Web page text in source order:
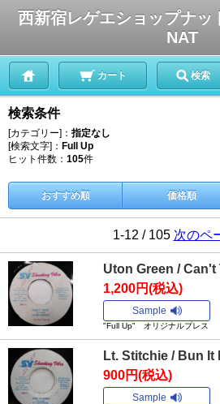
西新宿レゲエショップナ
NAT
カート 検索
検索条件
[カテゴリー]： 指定なし
[検索文字]： Full Up
ヒット件数： 105件
おすすめ順 価格順
1-12 / 105 次のペ
Uton Green / Can't
1,200円(税込)
Sample
"Full Up" オリジナルプレス
Lt. Stitchie / Bun It
900円(税込)
Sample